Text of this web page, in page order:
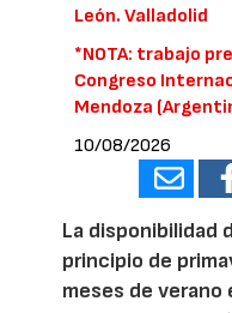
León. Valladolid
*NOTA: trabajo
Congreso
Mendoza
10/08/2026
La disponibilidad
principio de
meses de verano